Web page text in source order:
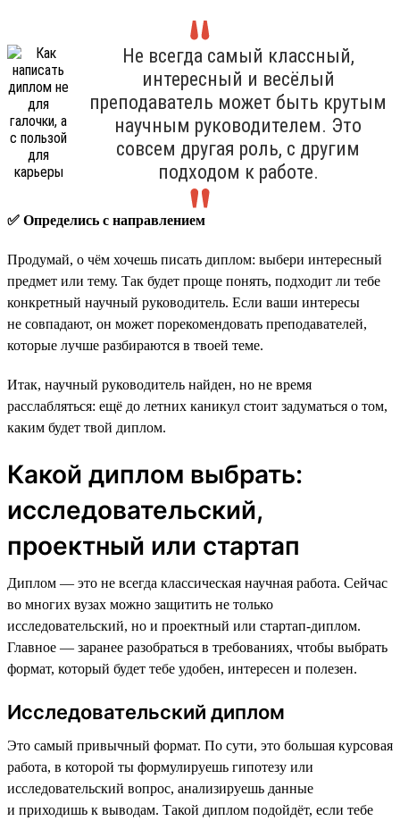
Не всегда самый классный,
интересный и весёлый
преподаватель может быть крутым
научным руководителем. Это
совсем другая роль, с другим
подходом к работе.
✅ Определись с направлением
Продумай, о чём хочешь писать диплом: выбери интересный
предмет или тему. Так будет проще понять, подходит ли тебе
конкретный научный руководитель. Если ваши интересы
не совпадают, он может порекомендовать преподавателей,
которые лучше разбираются в твоей теме.
Итак, научный руководитель найден, но не время
расслабляться: ещё до летних каникул стоит задуматься о том,
каким будет твой диплом.
Какой диплом выбрать:
исследовательский,
проектный или стартап
Диплом — это не всегда классическая научная работа. Сейчас
во многих вузах можно защитить не только
исследовательский, но и проектный или стартап-диплом.
Главное — заранее разобраться в требованиях, чтобы выбрать
формат, который будет тебе удобен, интересен и полезен.
Исследовательский диплом
Это самый привычный формат. По сути, это большая курсовая
работа, в которой ты формулируешь гипотезу или
исследовательский вопрос, анализируешь данные
и приходишь к выводам. Такой диплом подойдёт, если тебе